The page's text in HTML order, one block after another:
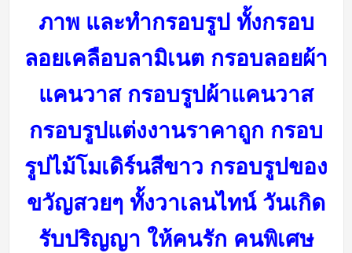
ภาพ และทำกรอบรูป ทั้งกรอบ
ลอยเคลือบลามิเนต กรอบลอยผ้า
แคนวาส กรอบรูปผ้าแคนวาส
กรอบรูปแต่งงานราคาถูก กรอบ
รูปไม้โมเดิร์นสีขาว กรอบรูปของ
ขวัญสวยๆ ทั้งวาเลนไทน์ วันเกิด
รับปริญญา ให้คนรัก คนพิเศษ